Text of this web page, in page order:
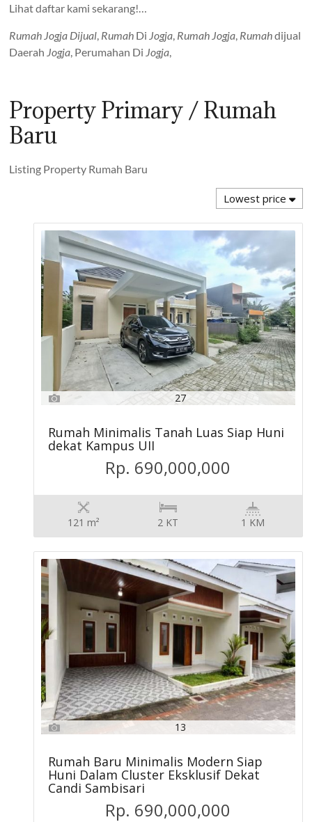
Lihat daftar kami sekarang!…
Rumah Jogja Dijual, Rumah Di Jogja, Rumah Jogja, Rumahdijual
Daerah Jogja, Perumahan Di Jogja,
Property Primary / Rumah
Baru
Listing Property Rumah Baru
Lowest price
27
Rumah Minimalis Tanah Luas Siap Huni
dekat Kampus UII
Rp. 690,000,000
121 m² 2 KT 1 KM
13
Rumah Baru Minimalis Modern Siap
Huni Dalam Cluster Eksklusif Dekat
Candi Sambisari
Rp. 690,000,000